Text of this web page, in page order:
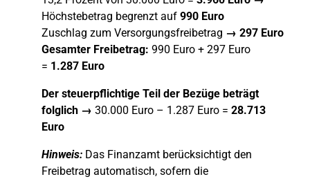
Höchstebetrag begrenzt auf 990 Euro
Zuschlag zum Versorgungsfreibetrag → 297 Euro
Gesamter Freibetrag: 990 Euro + 297 Euro
= 1.287 Euro
Der steuerpflichtige Teil der Bezüge beträgt
folglich → 30.000 Euro – 1.287 Euro = 28.713
Euro
Hinweis: Das Finanzamt berücksichtigt den
Freibetrag automatisch, sofern die